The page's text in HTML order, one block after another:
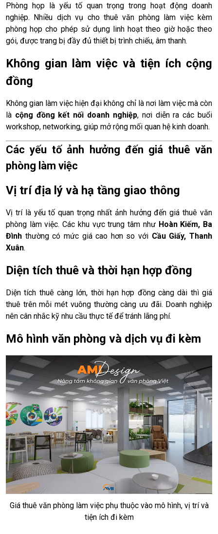
Phòng họp là yếu tố quan trọng trong hoạt động doanh
nghiệp. Nhiều dịch vụ cho thuê văn phòng làm việc kèm
phòng họp cho phép sử dụng linh hoạt theo giờ hoặc theo
gói, được trang bị đầy đủ thiết bị trình chiếu, âm thanh.
Không gian làm việc và tiện ích cộng
đồng
Không gian làm việc hiện đại không chỉ là nơi làm việc mà còn
là cộng đồng kết nối doanh nghiệp, nơi diễn ra các buổi
workshop, networking, giúp mở rộng mối quan hệ kinh doanh.
Các yếu tố ảnh hưởng đến giá thuê văn
phòng làm việc
Vị trí địa lý và hạ tầng giao thông
Vị trí là yếu tố quan trọng nhất ảnh hưởng đến giá thuê văn
phòng làm việc. Các khu vực trung tâm như Hoàn Kiếm, Ba
Đình thường có mức giá cao hơn so với Cầu Giấy, Thanh
Xuân.
Diện tích thuê và thời hạn hợp đồng
Diện tích thuê càng lớn, thời hạn hợp đồng càng dài thì giá
thuê trên mỗi mét vuông thường càng ưu đãi. Doanh nghiệp
nên cân nhắc kỹ nhu cầu thực tế để tránh lãng phí.
Mô hình văn phòng và dịch vụ đi kèm
Giá thuê văn phòng làm việc phụ thuộc vào mô hình, vị trí và
tiện ích đi kèm